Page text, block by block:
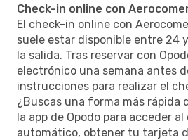
Check-in online con
El check-in online con
suele estar disponible entre 24
la salida. Tras reservar con
electrónico una semana antes
instrucciones para realizar el
¿Buscas una forma más rápida
la app de Opodo para acceder
automático, obtener tu tarjeta